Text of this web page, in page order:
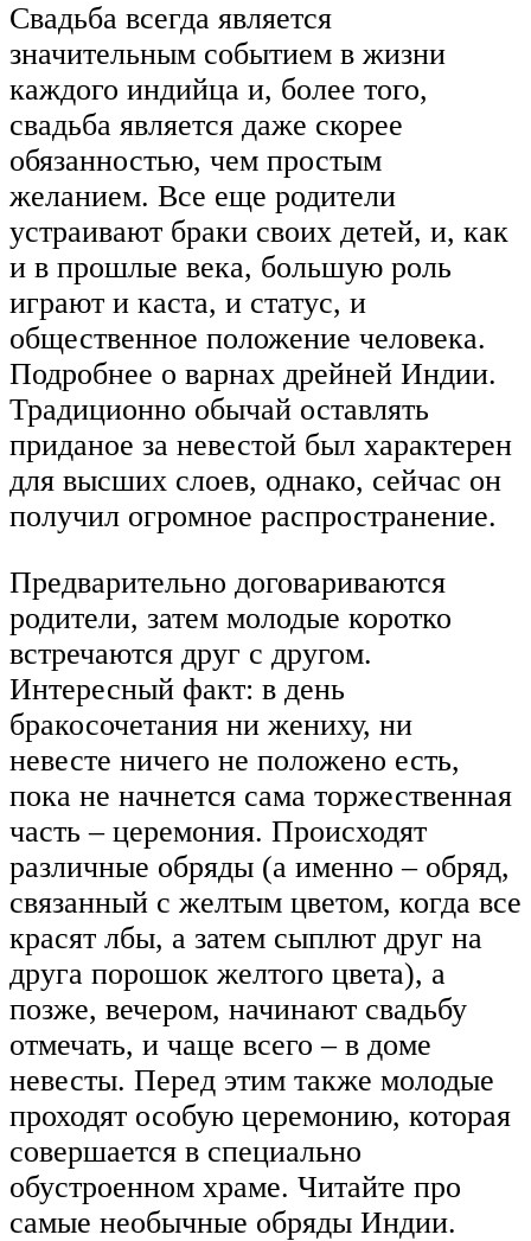
Свадьба всегда является
значительным событием в жизни
каждого индийца и, более того,
свадьба является даже скорее
обязанностью, чем простым
желанием. Все еще родители
устраивают браки своих детей, и, как
и в прошлые века, большую роль
играют и каста, и статус, и
общественное положение человека.
Подробнее о варнах дрейней Индии.
Традиционно обычай оставлять
приданое за невестой был характерен
для высших слоев, однако, сейчас он
получил огромное распространение.
Предварительно договариваются
родители, затем молодые коротко
встречаются друг с другом.
Интересный факт: в день
бракосочетания ни жениху, ни
невесте ничего не положено есть,
пока не начнется сама торжественная
часть – церемония. Происходят
различные обряды (а именно – обряд,
связанный с желтым цветом, когда все
красят лбы, а затем сыплют друг на
друга порошок желтого цвета), а
позже, вечером, начинают свадьбу
отмечать, и чаще всего – в доме
невесты. Перед этим также молодые
проходят особую церемонию, которая
совершается в специально
обустроенном храме. Читайте про
самые необычные обряды Индии.